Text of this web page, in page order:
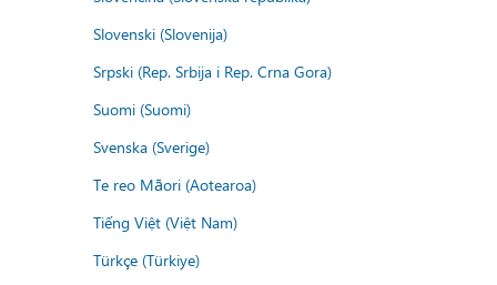
Slovenski (Slovenija)
Srpski (Rep. Srbija i Rep. Crna Gora)
Suomi (Suomi)
Svenska (Sverige)
Te reo Māori (Aotearoa)
Tiếng Việt (Việt Nam)
Türkçe (Türkiye)